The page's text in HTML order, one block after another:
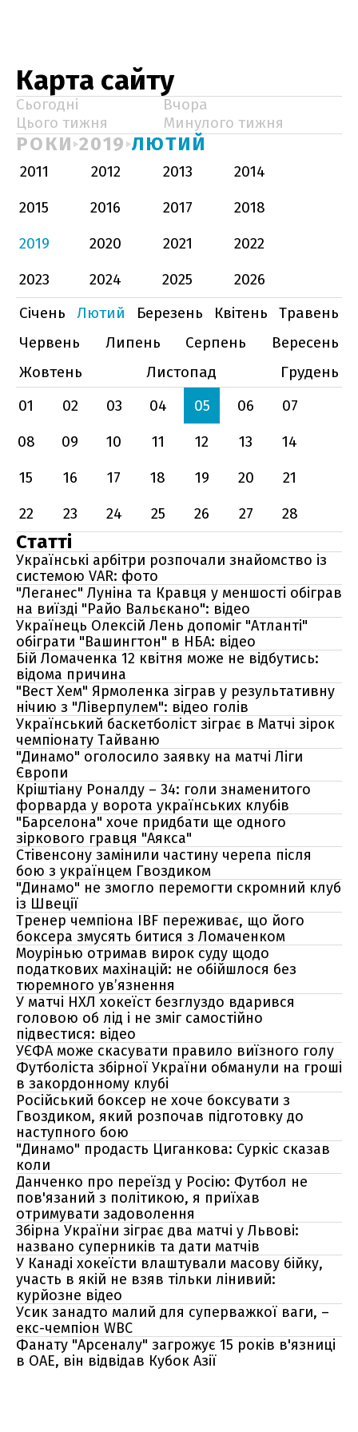
Карта сайту
Сьогодні
Вчора
Цього тижня
Минулого тижня
РОКИ 2019 ЛЮТИЙ
2011 2012 2013
2014
2015
2016 2017
2018
2019
2020 2021
2022
2023
2024 2025
2026
Січень
Лютий Березень Квітень
Травень
Червень
Липень Серпень
Вересень
Жовтень
Листопад
Грудень
01
02 03 04 05 06
07
08
09 10 11 12 13
14
15
16 17 18 19 20
21
22
23 24 25 26 27 28
Статті
Українські арбітри розпочали знайомство із
системою VAR: фото
"Леганес" Луніна та Кравця у меншості обіграв
на виїзді "Райо Вальєкано": відео
Українець Олексій Лень допоміг "Атланті"
обіграти "Вашингтон" в НБА: відео
Бій Ломаченка 12 квітня може не відбутись:
відома причина
"Вест Хем" Ярмоленка зіграв у результативну
нічию з "Ліверпулем": відео голів
Український баскетболіст зіграє в Матчі зірок
чемпіонату Тайваню
"Динамо" оголосило заявку на матчі Ліги
Європи
Кріштіану Роналду – 34: голи знаменитого
форварда у ворота українських клубів
"Барселона" хоче придбати ще одного
зіркового гравця "Аякса"
Стівенсону замінили частину черепа після
бою з українцем Гвоздиком
"Динамо" не змогло перемогти скромний клуб
із Швеції
Тренер чемпіона IBF переживає, що його
боксера змусять битися з Ломаченком
Моурінью отримав вирок суду щодо
податкових махінацій: не обійшлося без
тюремного ув’язнення
У матчі НХЛ хокеїст безглуздо вдарився
головою об лід і не зміг самостійно
підвестися: відео
УЄФА може скасувати правило виїзного голу
Футболіста збірної України обманули на гроші
в закордонному клубі
Російський боксер не хоче боксувати з
Гвоздиком, який розпочав підготовку до
наступного бою
"Динамо" продасть Циганкова: Суркіс сказав
коли
Данченко про переїзд у Росію: Футбол не
пов'язаний з політикою, я приїхав
отримувати задоволення
Збірна України зіграє два матчі у Львові:
названо суперників та дати матчів
У Канаді хокеїсти влаштували масову бійку,
участь в якій не взяв тільки лінивий:
курйозне відео
Усик занадто малий для суперважкої ваги, –
екс-чемпіон WBC
Фанату "Арсеналу" загрожує 15 років в'язниці
в ОАЕ, він відвідав Кубок Азії